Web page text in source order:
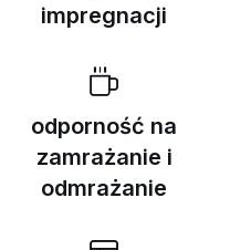
impregnacji
odporność na
zamrażanie i
odmrażanie